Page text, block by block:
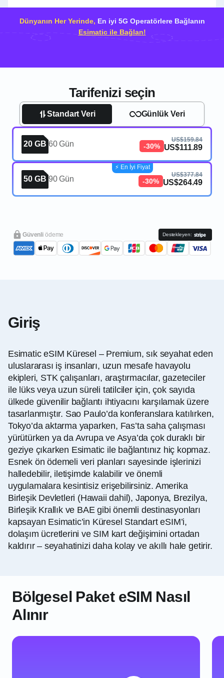
Dünyanın Her Yerinde, En iyi 5G Operatörlere Bağlanın
Esimatic ile Bağlan!
Tarifenizi seçin
Standart Veri Günlük Veri
20 GB 60 Gün -30%
US$159.84
US$111.89
50 GB 90 Gün -30%
US$377.84
US$264.49
⚡️ En İyi Fiyat
Güvenli ödeme Destekleyen:
Giriş
Esimatic eSIM Küresel – Premium, sık seyahat eden
uluslararası iş insanları, uzun mesafe havayolu
ekipleri, STK çalışanları, araştırmacılar, gazeteciler
ile lüks veya uzun süreli tatilciler için, çok sayıda
ülkede güvenilir bağlantı ihtiyacını karşılamak üzere
tasarlanmıştır. Sao Paulo’da konferanslara katılırken,
Tokyo’da aktarma yaparken, Fas’ta saha çalışması
yürütürken ya da Avrupa ve Asya’da çok duraklı bir
geziye çıkarken Esimatic ile bağlantınız hiç kopmaz.
Esnek ön ödemeli veri planları sayesinde işlerinizi
halledebilir, iletişimde kalabilir ve önemli
uygulamalara kesintisiz erişebilirsiniz. Amerika
Birleşik Devletleri (Hawaii dahil), Japonya, Brezilya,
Birleşik Krallık ve BAE gibi önemli destinasyonları
kapsayan Esimatic’in Küresel Standart eSIM’i,
dolaşım ücretlerini ve SIM kart değişimini ortadan
kaldırır – seyahatinizi daha kolay ve akıllı hale getirir.
Bölgesel Paket eSIM Nasıl
Alınır